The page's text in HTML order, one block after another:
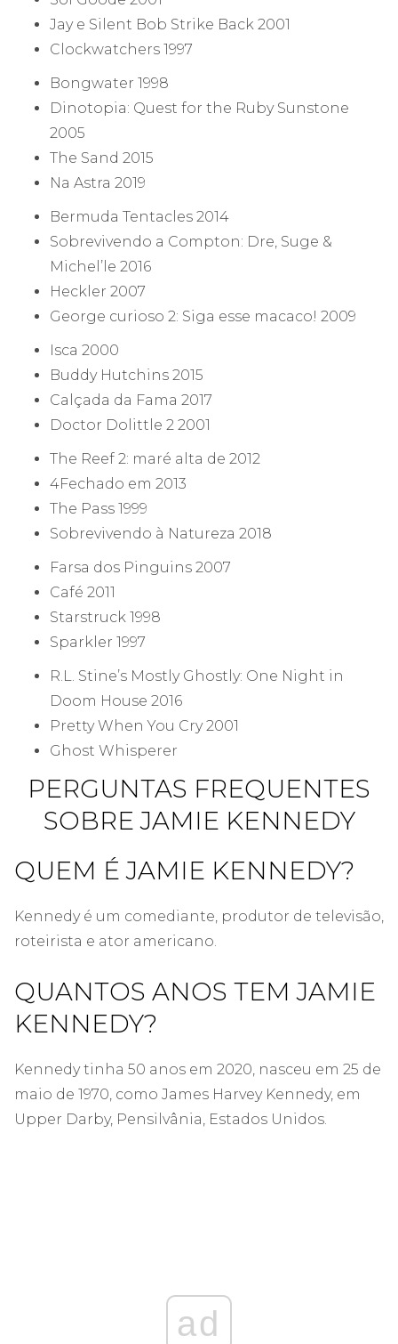
Jay e Silent Bob Strike Back 2001
Clockwatchers 1997
Bongwater 1998
Dinotopia: Quest for the Ruby Sunstone
2005
The Sand 2015
Na Astra 2019
Bermuda Tentacles 2014
Sobrevivendo a Compton: Dre, Suge &
Michel’le 2016
Heckler 2007
George curioso 2: Siga esse macaco! 2009
Isca 2000
Buddy Hutchins 2015
Calçada da Fama 2017
Doctor Dolittle 2 2001
The Reef 2: maré alta de 2012
4Fechado em 2013
The Pass 1999
Sobrevivendo à Natureza 2018
Farsa dos Pinguins 2007
Café 2011
Starstruck 1998
Sparkler 1997
R.L. Stine’s Mostly Ghostly: One Night in
Doom House 2016
Pretty When You Cry 2001
Ghost Whisperer
PERGUNTAS FREQUENTES
SOBRE JAMIE KENNEDY
QUEM É JAMIE KENNEDY?
Kennedy é um comediante, produtor de televisão,
roteirista e ator americano.
QUANTOS ANOS TEM JAMIE
KENNEDY?
Kennedy tinha 50 anos em 2020, nasceu em 25 de
maio de 1970, como James Harvey Kennedy, em
Upper Darby, Pensilvânia, Estados Unidos.
ad